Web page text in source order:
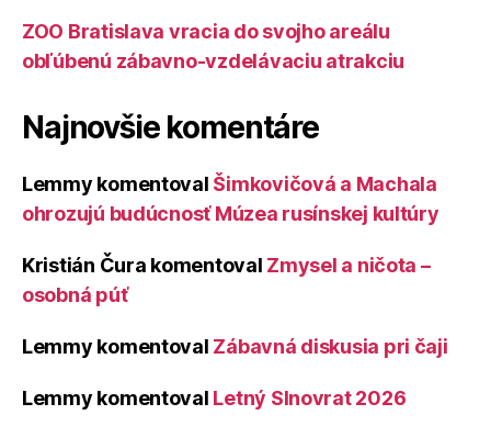
ZOO Bratislava vracia do svojho areálu
obľúbenú zábavno-vzdelávaciu atrakciu
Najnovšie komentáre
Lemmy komentoval Šimkovičová a Machala
ohrozujú budúcnosť Múzea rusínskej kultúry
Kristián Čura komentoval Zmysel a ničota –
osobná púť
Lemmy komentoval Zábavná diskusia pri čaji
Lemmy komentoval Letný Slnovrat 2026